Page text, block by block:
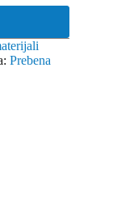
Prebena